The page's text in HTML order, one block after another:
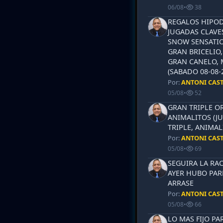
06/08• 38
REGALOS
JUGADAS
SNOW
GRAN
GRAN CANELO,
(SABADO 08-
Por:ANTONI
05/08• 52
GRAN TRIPLE
ANIMALITOS
TRIPLE,
Por:ANTONI
05/08• 69
SEGUIRA LA
AYER HUBO
ARRASE
Por:ANTONI
05/08• 66
LO MAS FIJO